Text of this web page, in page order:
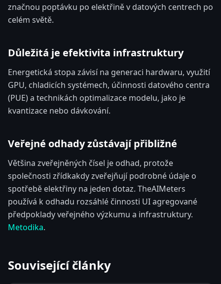
značnou poptávku po elektřině v datových centrech po
celém světě.
Důležitá je efektivita infrastruktury
Energetická stopa závisí na generaci hardwaru, využití
GPU, chladicích systémech, účinnosti datového centra
(PUE) a technikách optimalizace modelu, jako je
kvantizace nebo dávkování.
Veřejné odhady zůstávají přibližné
Většina zveřejněných čísel je odhad, protože
společnosti zřídkakdy zveřejňují podrobné údaje o
spotřebě elektřiny na jeden dotaz. TheAIMeters
používá k odhadu rozsáhlé činnosti UI agregované
předpoklady veřejného výzkumu a infrastruktury.
Metodika.
Související články